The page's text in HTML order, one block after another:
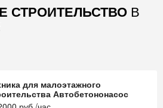
СТРОИТЕЛЬСТВО В
для малоэтажного
Автобетононасос